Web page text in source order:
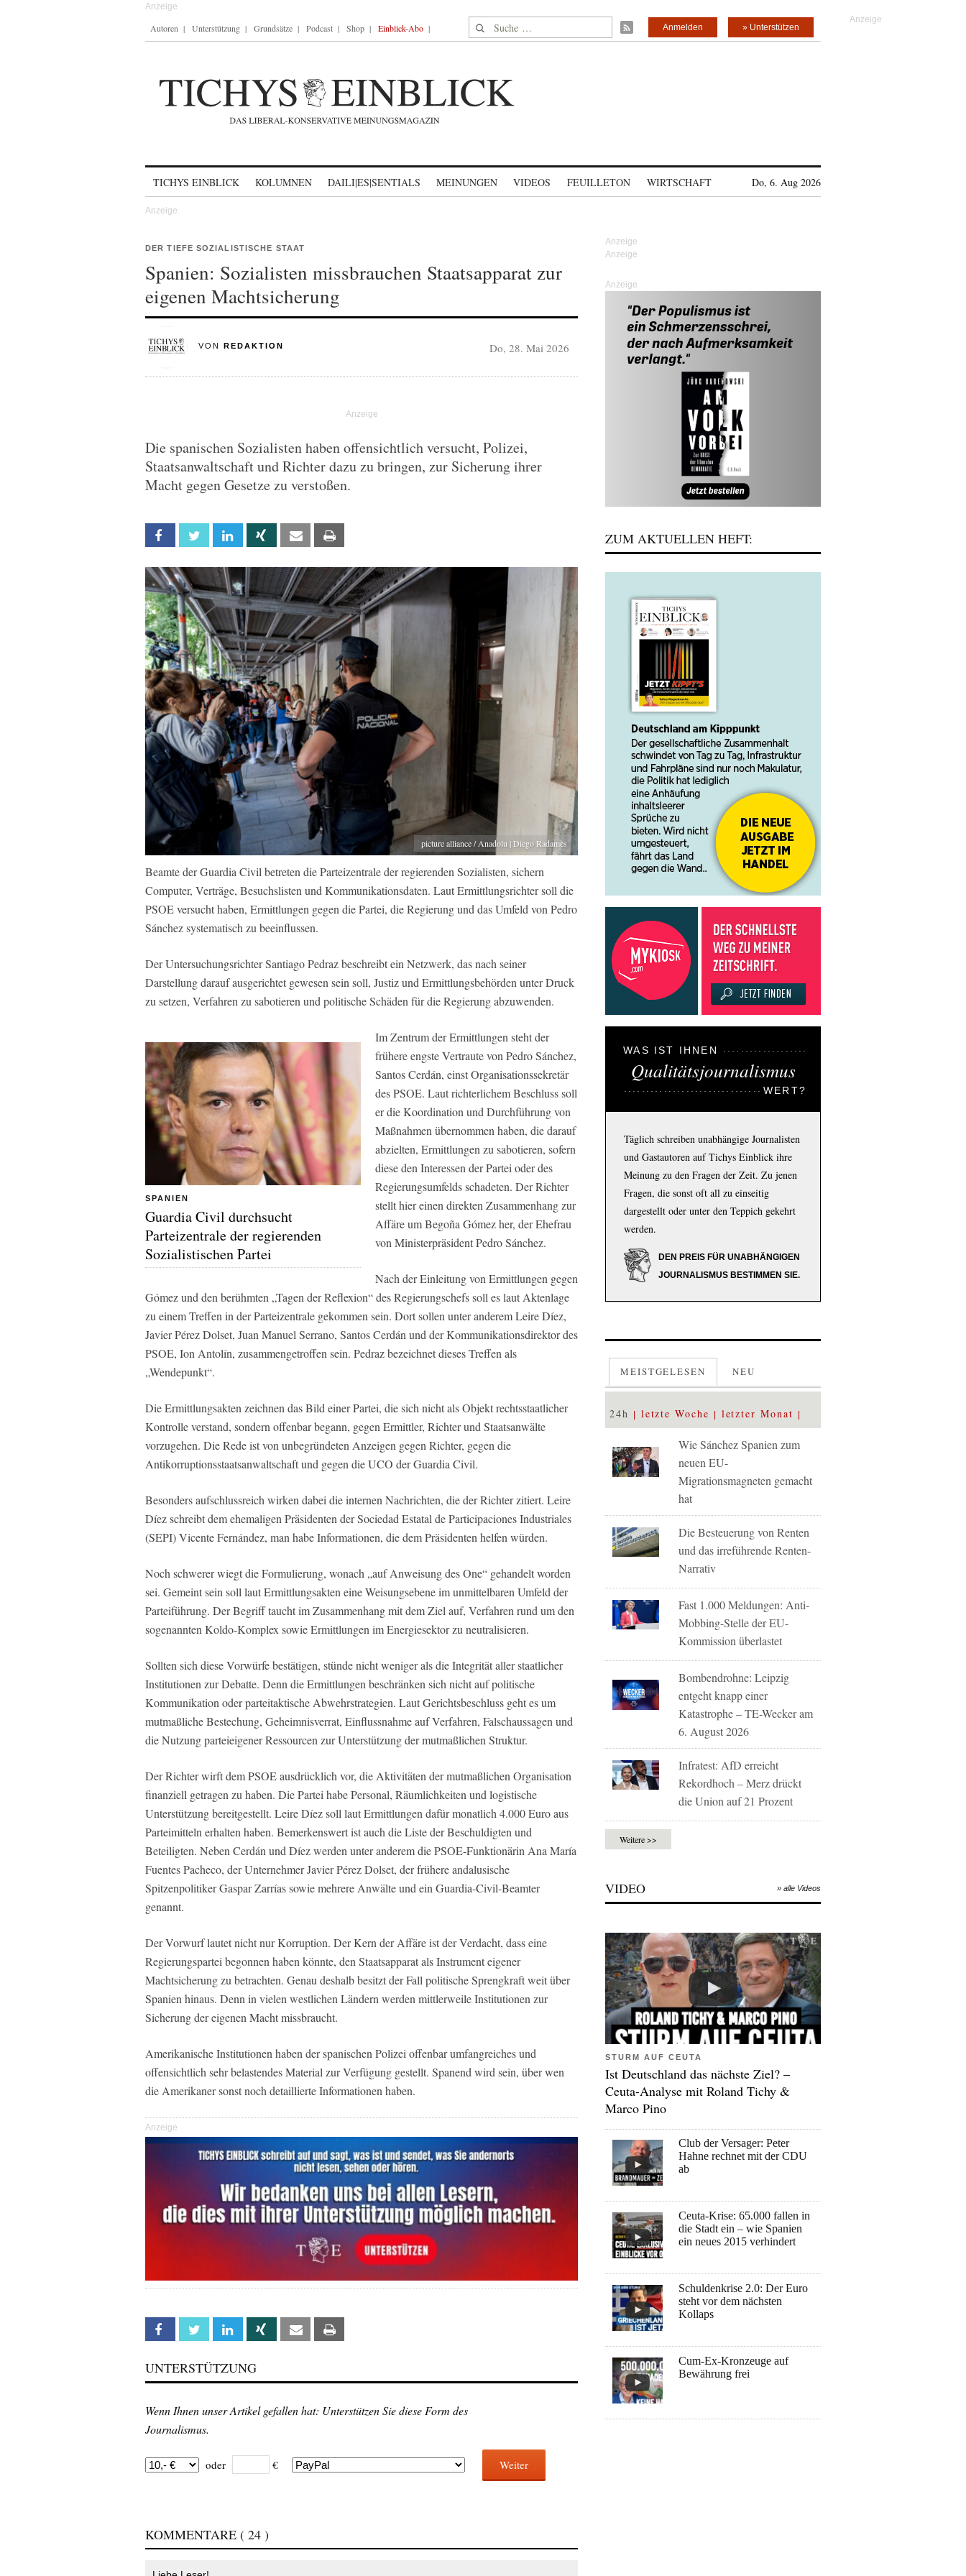
Autoren Unterstützung Grundsätze Podcast Shop Einblick-Abo Suche nach: » Unterstützen
Anmelden
TICHYS EINBLICK KOLUMNEN DAILI|ES|SENTIALS MEINUNGEN VIDEOS FEUILLETON WIRTSCHAFT Do, 6. Aug 2026
DER TIEFE SOZIALISTISCHE STAAT
Spanien: Sozialisten missbrauchen Staatsapparat zur
eigenen Machtsicherung
VON REDAKTION Do, 28. Mai 2026
Die spanischen Sozialisten haben offensichtlich versucht, Polizei,
Staatsanwaltschaft und Richter dazu zu bringen, zur Sicherung ihrer
Macht gegen Gesetze zu verstoßen.
Facebook Twitter Linkedin Xing Email
picture alliance / Anadolu | Diego Radames
Beamte der Guardia Civil betreten die Parteizentrale der regierenden Sozialisten, sichern
Computer, Verträge, Besuchslisten und Kommunikationsdaten. Laut Ermittlungsrichter soll die
PSOE versucht haben, Ermittlungen gegen die Partei, die Regierung und das Umfeld von Pedro
Sánchez systematisch zu beeinflussen.
Der Untersuchungsrichter Santiago Pedraz beschreibt ein Netzwerk, das nach seiner
Darstellung darauf ausgerichtet gewesen sein soll, Justiz und Ermittlungsbehörden unter Druck
zu setzen, Verfahren zu sabotieren und politische Schäden für die Regierung abzuwenden.
SPANIEN
Guardia Civil durchsucht
Parteizentrale der regierenden
Sozialistischen Partei
Im Zentrum der Ermittlungen steht der
frühere engste Vertraute von Pedro Sánchez,
Santos Cerdán, einst Organisationssekretär
des PSOE. Laut richterlichem Beschluss soll
er die Koordination und Durchführung von
Maßnahmen übernommen haben, die darauf
abzielten, Ermittlungen zu sabotieren, sofern
diese den Interessen der Partei oder des
Regierungsumfelds schadeten. Der Richter
stellt hier einen direkten Zusammenhang zur
Affäre um Begoña Gómez her, der Ehefrau
von Ministerpräsident Pedro Sánchez.
Nach der Einleitung von Ermittlungen gegen
Gómez und den berühmten „Tagen der Reflexion“ des Regierungschefs soll es laut Aktenlage
zu einem Treffen in der Parteizentrale gekommen sein. Dort sollen unter anderem Leire Díez,
Javier Pérez Dolset, Juan Manuel Serrano, Santos Cerdán und der Kommunikationsdirektor des
PSOE, Ion Antolín, zusammengetroffen sein. Pedraz bezeichnet dieses Treffen als
„Wendepunkt“.
Die Ermittlungsakten zeichnen das Bild einer Partei, die sich nicht als Objekt rechtsstaatlicher
Kontrolle verstand, sondern offenbar begann, gegen Ermittler, Richter und Staatsanwälte
vorzugehen. Die Rede ist von unbegründeten Anzeigen gegen Richter, gegen die
Antikorruptionsstaatsanwaltschaft und gegen die UCO der Guardia Civil.
Besonders aufschlussreich wirken dabei die internen Nachrichten, die der Richter zitiert. Leire
Díez schreibt dem ehemaligen Präsidenten der Sociedad Estatal de Participaciones Industriales
(SEPI) Vicente Fernández, man habe Informationen, die dem Präsidenten helfen würden.
Noch schwerer wiegt die Formulierung, wonach „auf Anweisung des One“ gehandelt worden
sei. Gemeint sein soll laut Ermittlungsakten eine Weisungsebene im unmittelbaren Umfeld der
Parteiführung. Der Begriff taucht im Zusammenhang mit dem Ziel auf, Verfahren rund um den
sogenannten Koldo-Komplex sowie Ermittlungen im Energiesektor zu neutralisieren.
Sollten sich diese Vorwürfe bestätigen, stünde nicht weniger als die Integrität aller staatlicher
Institutionen zur Debatte. Denn die Ermittlungen beschränken sich nicht auf politische
Kommunikation oder parteitaktische Abwehrstrategien. Laut Gerichtsbeschluss geht es um
mutmaßliche Bestechung, Geheimnisverrat, Einflussnahme auf Verfahren, Falschaussagen und
die Nutzung parteieigener Ressourcen zur Unterstützung der mutmaßlichen Struktur.
Der Richter wirft dem PSOE ausdrücklich vor, die Aktivitäten der mutmaßlichen Organisation
finanziell getragen zu haben. Die Partei habe Personal, Räumlichkeiten und logistische
Unterstützung bereitgestellt. Leire Díez soll laut Ermittlungen dafür monatlich 4.000 Euro aus
Parteimitteln erhalten haben. Bemerkenswert ist auch die Liste der Beschuldigten und
Beteiligten. Neben Cerdán und Díez werden unter anderem die PSOE-Funktionärin Ana María
Fuentes Pacheco, der Unternehmer Javier Pérez Dolset, der frühere andalusische
Spitzenpolitiker Gaspar Zarrías sowie mehrere Anwälte und ein Guardia-Civil-Beamter
genannt.
Der Vorwurf lautet nicht nur Korruption. Der Kern der Affäre ist der Verdacht, dass eine
Regierungspartei begonnen haben könnte, den Staatsapparat als Instrument eigener
Machtsicherung zu betrachten. Genau deshalb besitzt der Fall politische Sprengkraft weit über
Spanien hinaus. Denn in vielen westlichen Ländern werden mittlerweile Institutionen zur
Sicherung der eigenen Macht missbraucht.
Amerikanische Institutionen haben der spanischen Polizei offenbar umfangreiches und
offensichtlich sehr belastendes Material zur Verfügung gestellt. Spanend wird sein, über wen
die Amerikaner sonst noch detaillierte Informationen haben.
Anzeige
Facebook Twitter Linkedin Xing Email
UNTERSTÜTZUNG
Wenn Ihnen unser Artikel gefallen hat: Unterstützen Sie diese Form des
Journalismus.
oder € Weiter
KOMMENTARE ( 24 )
Anzeige
ZUM AKTUELLEN HEFT:
WAS IST IHNEN
Qualitätsjournalismus
WERT?
Täglich schreiben unabhängige Journalisten
und Gastautoren auf Tichys Einblick ihre
Meinung zu den Fragen der Zeit. Zu jenen
Fragen, die sonst oft all zu einseitig
dargestellt oder unter den Teppich gekehrt
werden.
DEN PREIS FÜR UNABHÄNGIGEN
JOURNALISMUS BESTIMMEN SIE.
MEISTGELESEN NEU
24h letzte Woche letzter Monat
Wie Sánchez Spanien zum
neuen EU-
Migrationsmagneten gemacht
hat
Die Besteuerung von Renten
und das irreführende Renten-
Narrativ
Fast 1.000 Meldungen: Anti-
Mobbing-Stelle der EU-
Kommission überlastet
Bombendrohne: Leipzig
entgeht knapp einer
Katastrophe – TE-Wecker am
6. August 2026
Infratest: AfD erreicht
Rekordhoch – Merz drückt
die Union auf 21 Prozent
Weitere >>
VIDEO » alle Videos
STURM AUF CEUTA
Ist Deutschland das nächste Ziel? –
Ceuta-Analyse mit Roland Tichy &
Marco Pino
Club der Versager: Peter
Hahne rechnet mit der CDU
ab
Ceuta-Krise: 65.000 fallen in
die Stadt ein – wie Spanien
ein neues 2015 verhindert
Schuldenkrise 2.0: Der Euro
steht vor dem nächsten
Kollaps
Cum-Ex-Kronzeuge auf
Bewährung frei